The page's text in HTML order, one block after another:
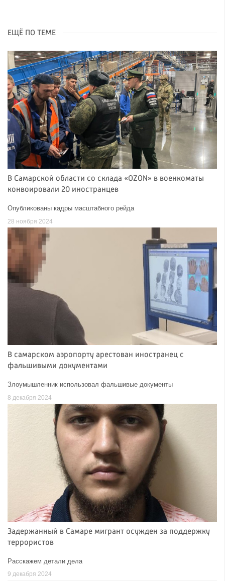
ЕЩЁ ПО ТЕМЕ
В Самарской области со склада «OZON» в военкоматы
конвоировали 20 иностранцев
Опубликованы кадры масштабного рейда
28 ноября 2024
В самарском аэропорту арестован иностранец с
фальшивыми документами
Злоумышленник использовал фальшивые документы
8 декабря 2024
Задержанный в Самаре мигрант осужден за поддержку
террористов
Расскажем детали дела
9 декабря 2024